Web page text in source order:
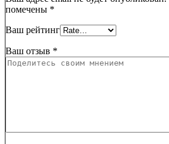
помечены *
Ваш рейтинг
Ваш отзыв *